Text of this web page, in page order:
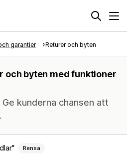
garantier Returer och byten
och byten med funktioner
kunderna chansen att
Rensa